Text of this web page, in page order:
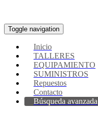
Toggle navigation
Inicio
TALLERES
EQUIPAMIENTO
SUMINISTROS
Repuestos
Contacto
Búsqueda avanzada